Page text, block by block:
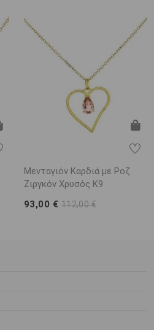
Μενταγιόν Καρδιά με Ροζ
Ζιργκόν Χρυσός K9
93,00 € 112,00 €